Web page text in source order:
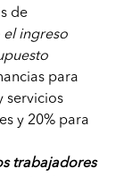
de
el ingreso
para
servicios
y 20% para
trabajadores